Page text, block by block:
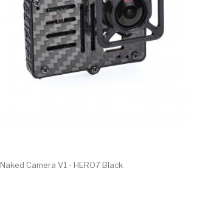
Naked Camera V1 - HERO7 Black